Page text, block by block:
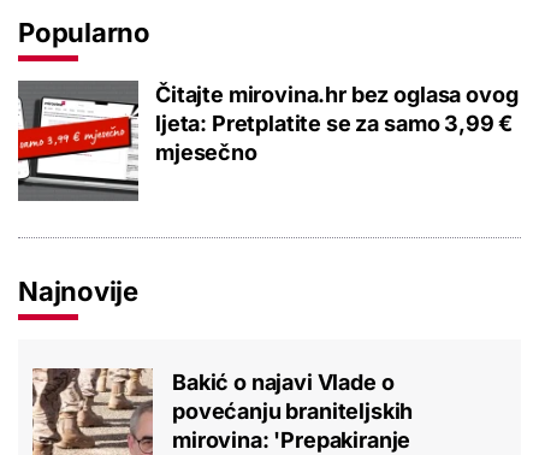
Popularno
Čitajte mirovina.hr bez oglasa ovog
ljeta: Pretplatite se za samo 3,99 €
mjesečno
Najnovije
Bakić o najavi Vlade o
povećanju braniteljskih
mirovina: 'Prepakiranje